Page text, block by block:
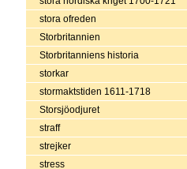
stora ofreden
Storbritannien
Storbritanniens historia
storkar
stormaktstiden 1611-1718
Storsjöodjuret
straff
strejker
stress